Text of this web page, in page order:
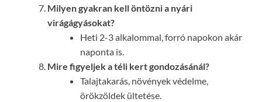
Milyen gyakran kell öntözni a nyári
virágágyásokat?
Heti 2-3 alkalommal, forró napokon akár
naponta is.
Mire figyeljek a téli kert gondozásánál?
Talajtakarás, növények védelme,
örökzöldek ültetése.